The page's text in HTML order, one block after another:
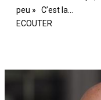
peu » C’est la...
ECOUTER